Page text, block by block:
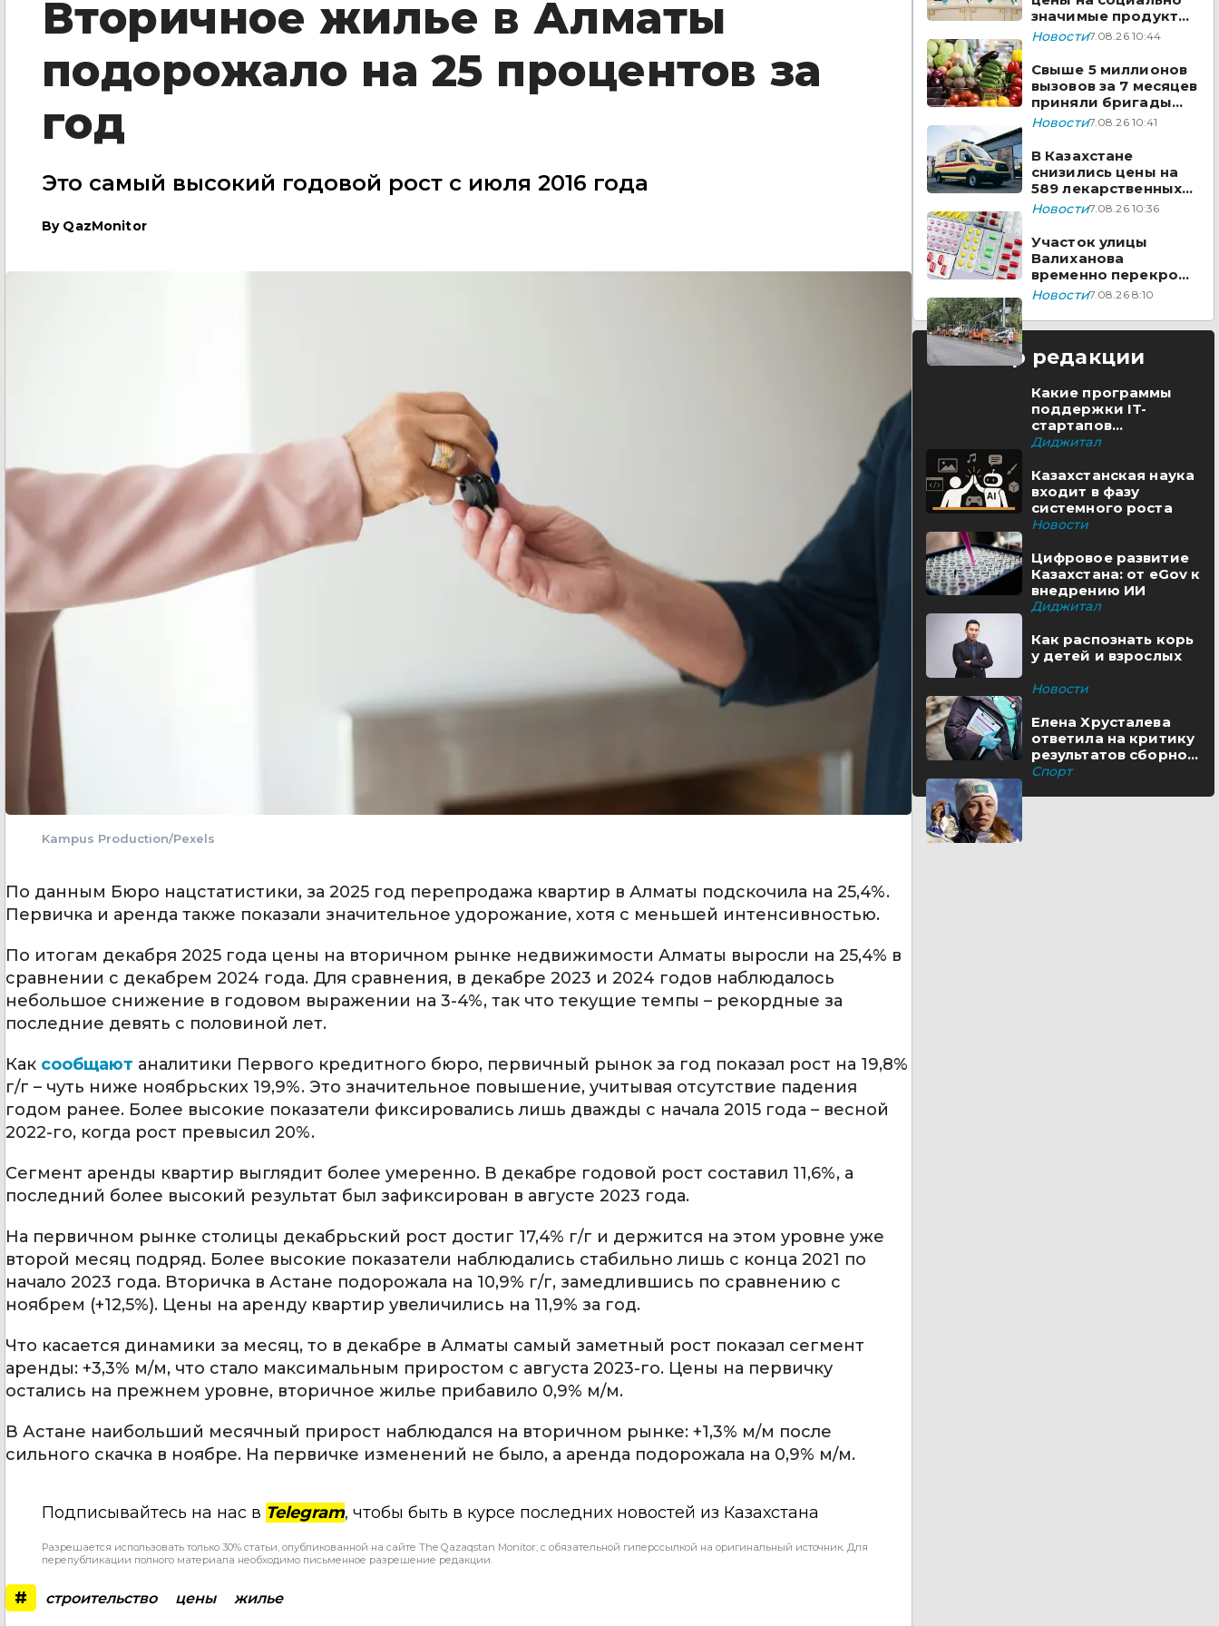
Вторичное жилье в Алматы
подорожало на 25 процентов за
год
Это самый высокий годовой рост с июля 2016 года
By QazMonitor
Kampus Production/Pexels
По данным Бюро нацстатистики, за 2025 год перепродажа квартир в Алматы подскочила на 25,4%.
Первичка и аренда также показали значительное удорожание, хотя с меньшей интенсивностью.
По итогам декабря 2025 года цены на вторичном рынке недвижимости Алматы выросли на 25,4% в
сравнении с декабрем 2024 года. Для сравнения, в декабре 2023 и 2024 годов наблюдалось
небольшое снижение в годовом выражении на 3-4%, так что текущие темпы – рекордные за
последние девять с половиной лет.
Как сообщают аналитики Первого кредитного бюро, первичный рынок за год показал рост на 19,8%
г/г – чуть ниже ноябрьских 19,9%. Это значительное повышение, учитывая отсутствие падения
годом ранее. Более высокие показатели фиксировались лишь дважды с начала 2015 года – весной
2022-го, когда рост превысил 20%.
Сегмент аренды квартир выглядит более умеренно. В декабре годовой рост составил 11,6%, а
последний более высокий результат был зафиксирован в августе 2023 года.
На первичном рынке столицы декабрьский рост достиг 17,4% г/г и держится на этом уровне уже
второй месяц подряд. Более высокие показатели наблюдались стабильно лишь с конца 2021 по
начало 2023 года. Вторичка в Астане подорожала на 10,9% г/г, замедлившись по сравнению с
ноябрем (+12,5%). Цены на аренду квартир увеличились на 11,9% за год.
Что касается динамики за месяц, то в декабре в Алматы самый заметный рост показал сегмент
аренды: +3,3% м/м, что стало максимальным приростом с августа 2023-го. Цены на первичку
остались на прежнем уровне, вторичное жилье прибавило 0,9% м/м.
В Астане наибольший месячный прирост наблюдался на вторичном рынке: +1,3% м/м после
сильного скачка в ноябре. На первичке изменений не было, а аренда подорожала на 0,9% м/м.
Подписывайтесь на нас в Telegram, чтобы быть в курсе последних новостей из Казахстана
Разрешается использовать только 30% статьи, опубликованной на сайте The Qazaqstan Monitor, с обязательной гиперссылкой на оригинальный источник. Для
перепубликации полного материала необходимо письменное разрешение редакции.
# строительство цены жилье
значимые продукты
за неделю
Новости7.08.26 10:44
Свыше 5 миллионов
вызовов за 7 месяцев
приняли бригады
скорой помощи
Новости7.08.26 10:41
В Казахстане
снизились цены на
589 лекарственных
препаратов
Новости7.08.26 10:36
Участок улицы
Валиханова
временно перекроют
в Астане
Новости7.08.26 8:10
Выбор редакции
Какие программы
поддержки IT-
стартапов
реализуются в
Диджитал
Казахстанская наука
входит в фазу
системного роста
Новости
Цифровое развитие
Казахстана: от eGov к
внедрению ИИ
Диджитал
Как распознать корь
у детей и взрослых
Новости
Елена Хрусталева
ответила на критику
результатов сборной
Казахстана
Спорт